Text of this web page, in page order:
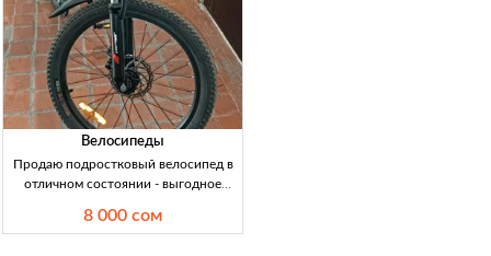
Велосипеды
Продаю подростковый велосипед в
отличном состоянии - выгодное
сост. 8000сом
8 000 сом